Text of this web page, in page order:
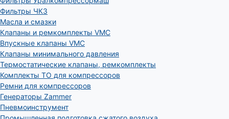
Фильтры ЧКЗ
Масла и смазки
Клапаны и ремкомплекты VMC
Впускные клапаны VMC
Клапаны минимального давления
Термостатические клапаны, ремкомплекты
Комплекты ТО для компрессоров
Ремни для компрессоров
Генераторы Zammer
Пневмоинструмент